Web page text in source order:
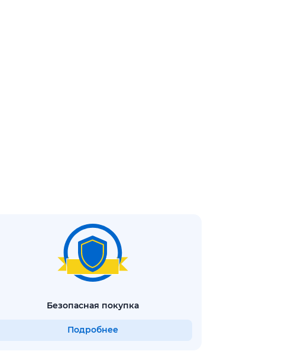
безопасная покупка
Подробнее